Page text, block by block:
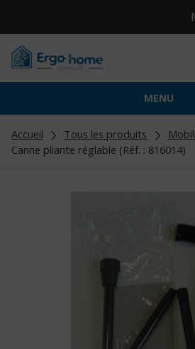
MENU
Accueil Tous les produits
Canne pliante réglable (Réf. : 816014)